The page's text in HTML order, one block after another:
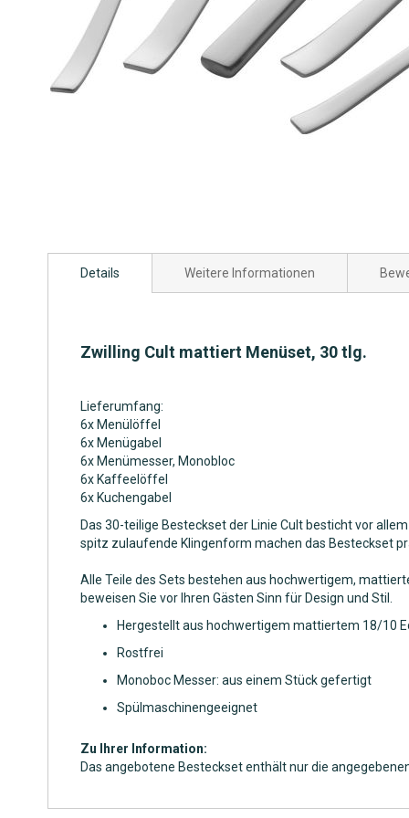
Anfang
Details
Zwilling Cult mattiert Menüset, 30 tlg.
Lieferumfang:
6x Menülöffel
6x Menügabel
6x Menümesser, Monobloc
6x Kaffeelöffel
6x Kuchengabel
Das 30-teilige Besteckset der Linie Cult besticht vor
spitz zulaufende Klingenform machen das Besteckset
Alle Teile des Sets bestehen aus hochwertigem,
beweisen Sie vor Ihren Gästen Sinn für Design und Stil.
Hergestellt aus hochwertigem mattiertem 18/10
Rostfrei
Monoboc Messer: aus einem Stück gefertigt
Spülmaschinengeeignet
Zu Ihrer Information:
Das angebotene Besteckset enthält nur die
Weitere Informationen